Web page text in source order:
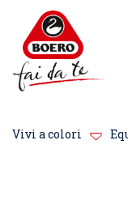
Vivi a colori